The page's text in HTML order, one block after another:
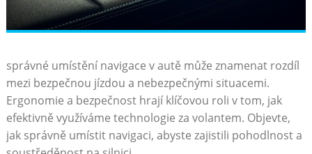
správné umístění navigace v autě může znamenat rozdíl
mezi bezpečnou jízdou a nebezpečnými situacemi.
Ergonomie a‍ bezpečnost hrají klíčovou roli v⁢ tom, jak
efektivně ⁣využíváme technologie za volantem. Objevte,
jak ⁤správně umístit ⁤navigaci,​ abyste zajistili pohodlnost a​